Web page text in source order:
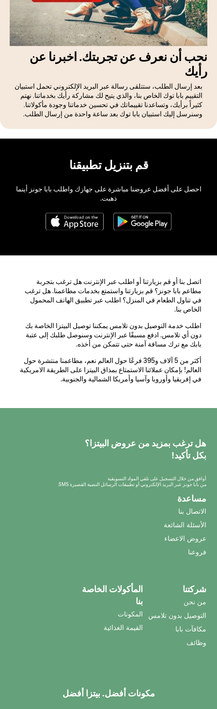
نحب أن نعرف عن تجربتك. اخبرنا عن
رأيك
بعد إرسال الطلب، ستتلقى رسالة عبر البريد الإلكتروني تحمل استبيان
التقييم بابا توك الخاص بنا، والذي يتيح لك مشاركة رأيك بخدماتنا. نهتم
كثيراً برأيك، وتساعدنا تقييماتك في تحسين خدماتنا وجودة مأكولاتنا.
وسنرسل إليك استبيان بابا توك بعد ساعة واحدة من إرسال الطلب.
قم بتنزيل تطبيقنا
احصل على أفضل عروضنا مباشرة على جهازك واطلب بابا جونز أينما
ذهبت.
اتصل بنا أو قم بزيارتنا أو اطلب عبر الإنترنت هل ترغب بتجربة
مطاعم بابا جونز؟ قم بزيارتنا واستمتع بخدمات مطاعمنا. هل ترغب
في تناول الطعام في المنزل؟ اطلب عبر تطبيق الهاتف المحمول
الخاص بنا.
اطلب خدمة التوصيل بدون تلامس يمكننا توصيل البيتزا الخاصة بك
دون أي تلامس. ادفع مسبقًا عبر الإنترنت وسنوصل طلبك إلى عتبة
بابك مع ترك مسافة آمنة حتى تتمكن من أخذه.
أكثر من 5 آلاف و395 فرعًا حول العالم نعم، مطاعمنا منتشرة حول
العالم! بإمكان عملائنا الاستمتاع بمذاق البيتزا على الطريقة الامريكية
في إفريقيا وأوروبا وآسيا وأمريكا الشمالية والجنوبية.
هل ترغب بمزيد من عروض البيتزا؟
بكل تأكيد!
أوافق من خلال التسجيل على تلقي المواد التسويقية
من بابا جونز عبر البريد الإلكتروني أو تطبيقات الرسائل النصية القصيرة SMS.
مساعدة
الاتصال بنا
الأسئلة الشائعة
عروض الاعضاء
فروعنا
المأكولات الخاصة
بنا
المكونات
القيمة الغذائية
شركتنا
من نحن
التوصيل بدون تلامس
مكافآت بابا
وظائف
مكونات أفضل. بيتزا أفضل